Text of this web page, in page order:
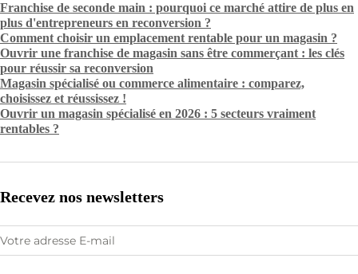
Franchise de seconde main : pourquoi ce marché attire de plus en
plus d'entrepreneurs en reconversion ?
Comment choisir un emplacement rentable pour un magasin ?
Ouvrir une franchise de magasin sans être commerçant : les clés
pour réussir sa reconversion
Magasin spécialisé ou commerce alimentaire : comparez,
choisissez et réussissez !
Ouvrir un magasin spécialisé en 2026 : 5 secteurs vraiment
rentables ?
Recevez nos newsletters